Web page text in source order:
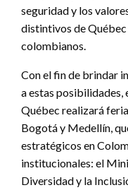
seguridad y los
distintivos de Québec
colombianos.
Con el fin de brindar
a estas posibilidades,
Québec realizará
Bogotá y Medellín,
estratégicos en
institucionales: el
Diversidad y la